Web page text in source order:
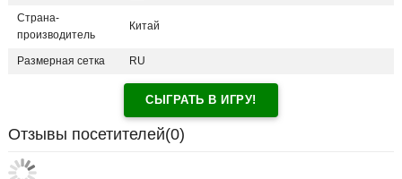
Страна-
производитель
Китай
Размерная сетка RU
СЫГРАТЬ В ИГРУ!
Отзывы посетителей(0)